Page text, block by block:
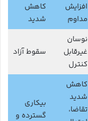
افزایش
مداوم
کاهش
شدید
نوسان
غیرقابل
کنترل
سقوط آزاد
کاهش
شدید
تقاضا،
بیکاری
گسترده و